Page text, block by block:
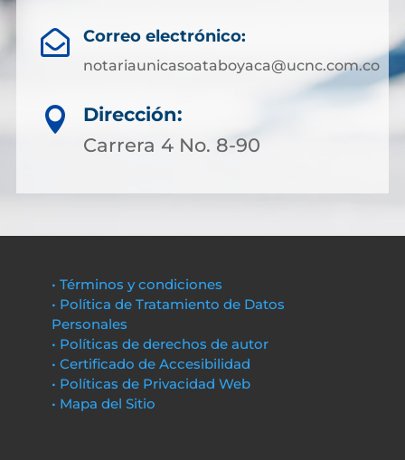
 Correo electrónico:
notariaunicasoataboyaca@ucnc.com.co

Dirección:
Carrera 4 No. 8-90
• Términos y condiciones
• Política de Tratamiento de Datos
Personales
• Políticas de derechos de autor
• Certificado de Accesibilidad
• Políticas de Privacidad Web
• Mapa del Sitio